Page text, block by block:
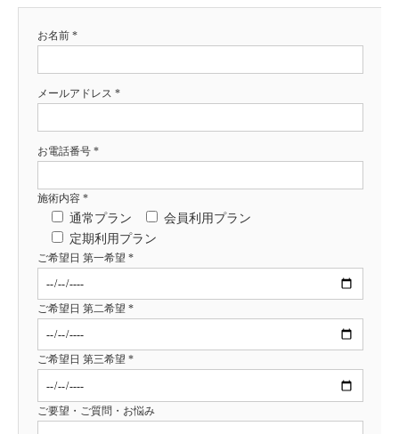
お名前 *
メールアドレス *
お電話番号 *
施術内容 *
通常プラン
会員利用プラン
定期利用プラン
ご希望日 第一希望 *
ご希望日 第二希望 *
ご希望日 第三希望 *
ご要望・ご質問・お悩み